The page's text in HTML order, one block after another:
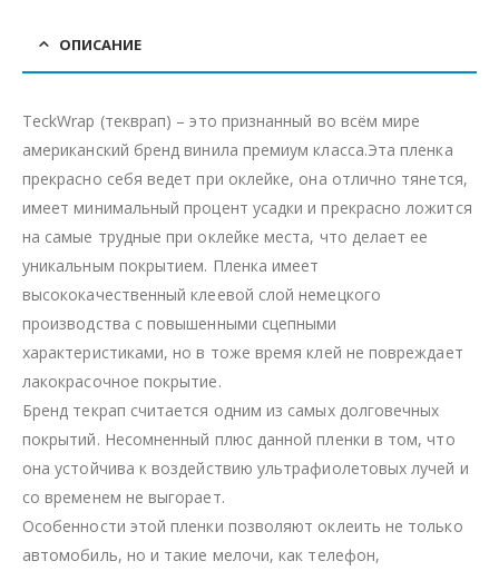
ОПИСАНИЕ
TeckWrap (текврап) – это признанный во всём мире
американский бренд винила премиум класса.Эта пленка
прекрасно себя ведет при оклейке, она отлично тянется,
имеет минимальный процент усадки и прекрасно ложится
на самые трудные при оклейке места, что делает ее
уникальным покрытием. Пленка имеет
высококачественный клеевой слой немецкого
производства с повышенными сцепными
характеристиками, но в тоже время клей не повреждает
лакокрасочное покрытие.
Бренд текрап считается одним из самых долговечных
покрытий. Несомненный плюс данной пленки в том, что
она устойчива к воздействию ультрафиолетовых лучей и
со временем не выгорает.
Особенности этой пленки позволяют оклеить не только
автомобиль, но и такие мелочи, как телефон,